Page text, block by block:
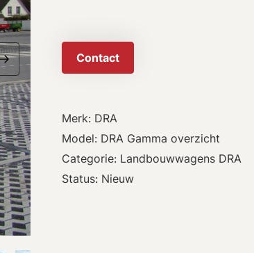
Contact
Merk: DRA
Model: DRA Gamma overzicht
Categorie: Landbouwwagens DRA
Status: Nieuw